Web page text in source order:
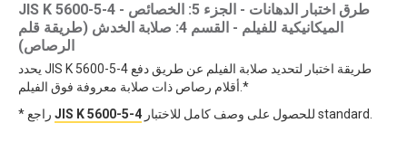
JIS K 5600-5-4 - طرق اختبار الدهانات - الجزء 5: الخصائص
الميكانيكية للفيلم - القسم 4: صلابة الخدش (طريقة قلم
الرصاص)
يحدد JIS K 5600-5-4 طريقة اختبار لتحديد صلابة الفيلم عن طريق دفع
أقلام رصاص ذات صلابة معروفة فوق الفيلم.*
JIS K 5600-5-4 للحصول على وصف كامل للاختبار standard.